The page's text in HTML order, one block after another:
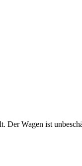
Wagen ist